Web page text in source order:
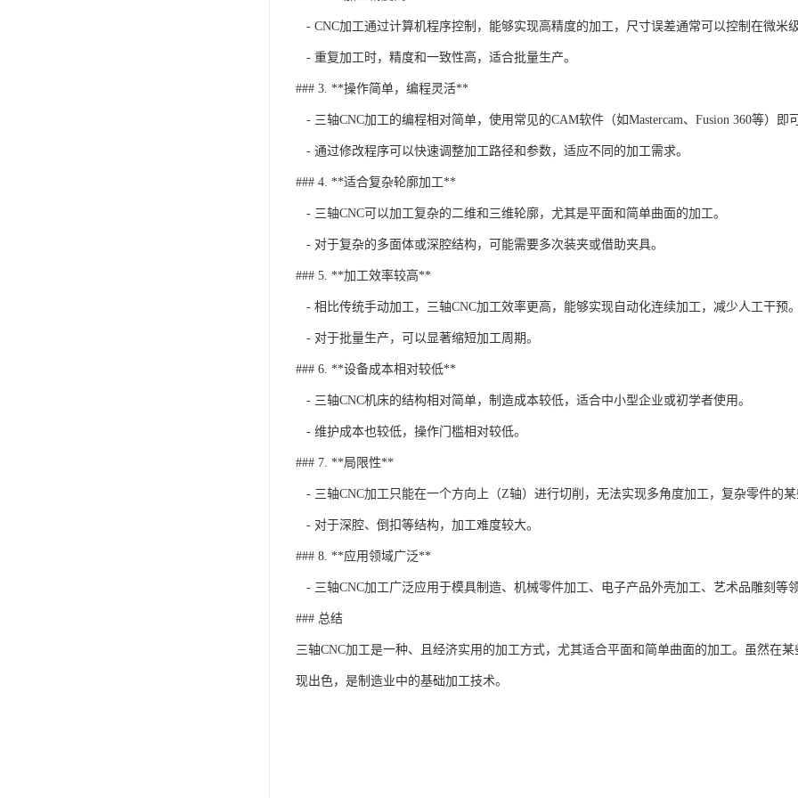
- CNC加工通过计算机程序控制，能够实现高精度的加工，尺寸误差通常可以控制在微米级
- 重复加工时，精度和一致性高，适合批量生产。
### 3. **操作简单，编程灵活**
- 三轴CNC加工的编程相对简单，使用常见的CAM软件（如Mastercam、Fusion 360等）即
- 通过修改程序可以快速调整加工路径和参数，适应不同的加工需求。
### 4. **适合复杂轮廓加工**
- 三轴CNC可以加工复杂的二维和三维轮廓，尤其是平面和简单曲面的加工。
- 对于复杂的多面体或深腔结构，可能需要多次装夹或借助夹具。
### 5. **加工效率较高**
- 相比传统手动加工，三轴CNC加工效率更高，能够实现自动化连续加工，减少人工干预。
- 对于批量生产，可以显著缩短加工周期。
### 6. **设备成本相对较低**
- 三轴CNC机床的结构相对简单，制造成本较低，适合中小型企业或初学者使用。
- 维护成本也较低，操作门槛相对较低。
### 7. **局限性**
- 三轴CNC加工只能在一个方向上（Z轴）进行切削，无法实现多角度加工，复杂零件的
- 对于深腔、倒扣等结构，加工难度较大。
### 8. **应用领域广泛**
- 三轴CNC加工广泛应用于模具制造、机械零件加工、电子产品外壳加工、艺术品雕刻等领
### 总结
三轴CNC加工是一种、且经济实用的加工方式，尤其适合平面和简单曲面的加工。虽然在
现出色，是制造业中的基础加工技术。